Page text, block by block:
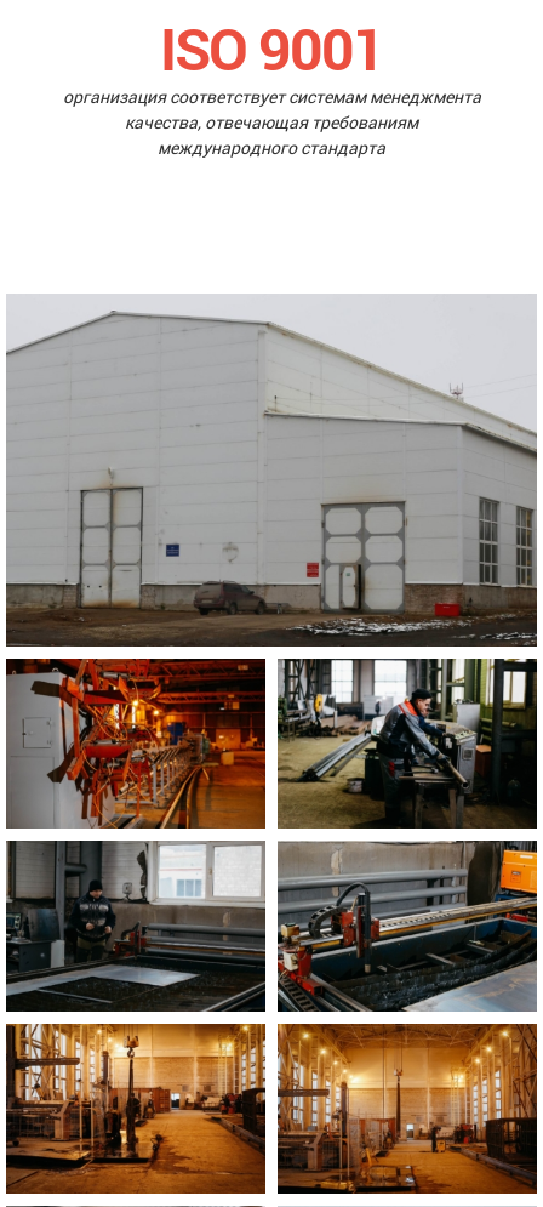
ISO 9001
организация соответствует системам менеджмента
качества, отвечающая требованиям
международного стандарта